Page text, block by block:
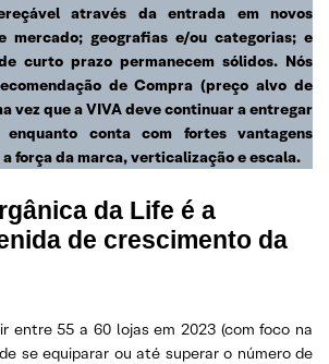
através da entrada em novos
mercado; geografias e/ou categorias; e
curto prazo permanecem sólidos. Nós
de Compra (preço alvo de
vez que a VIVA deve continuar a entregar
enquanto conta com fortes vantagens
força da marca, verticalização e escala.
da Life é a
de crescimento da
entre 55 a 60 lojas em 2023 (com foco na
se equiparar ou até superar o número de